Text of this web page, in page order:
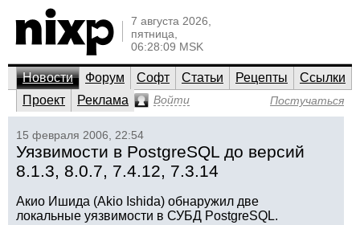
7 августа 2026,
пятница,
06:28:09 MSK
Новости Форум Софт Статьи Рецепты
Ссылки
Проект
Реклама Войти Постучаться
15 февраля 2006, 22:54
Уязвимости в PostgreSQL до версий
8.1.3, 8.0.7, 7.4.12, 7.3.14
Акио Ишида (Akio Ishida) обнаружил две
локальные уязвимости в СУБД PostgreSQL.